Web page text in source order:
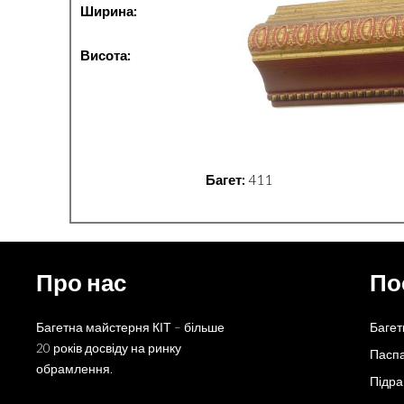
Ширина:
Висота:
Багет: 411
Про нас
Багетна майстерня КІТ – більше
20 років досвіду на ринку
обрамлення.